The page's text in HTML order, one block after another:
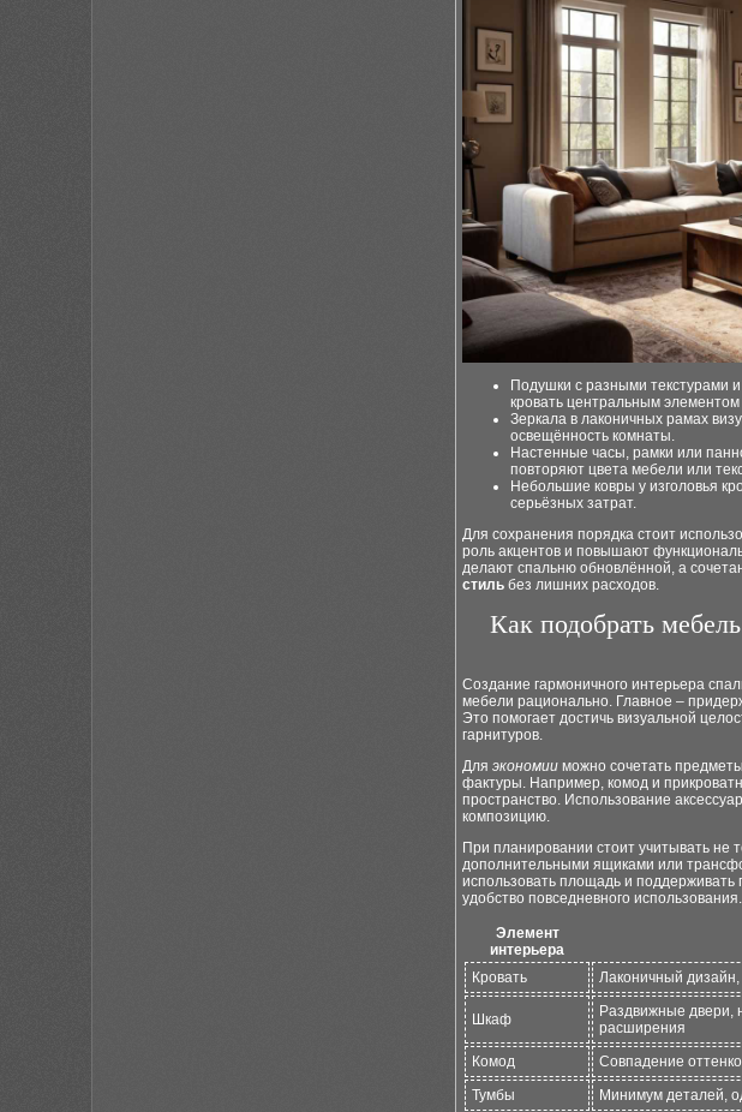
Подушки с разными текстурами
кровать центральным элементом
Зеркала в лаконичных рамах
освещённость комнаты.
Настенные часы, рамки или
повторяют цвета мебели или
Небольшие ковры у изголовья
серьёзных затрат.
Для сохранения порядка стоит
роль акцентов и повышают
делают спальню обновлённой, а
стиль без лишних расходов.
Как подобрать
Создание гармоничного интерьера
мебели рационально. Главное –
Это помогает достичь визуальной
гарнитуров.
Для экономии можно сочетать
фактуры. Например, комод и
пространство. Использование
композицию.
При планировании стоит учитывать не
дополнительными ящиками или
использовать площадь и
удобство повседневного использования.
Элемент
интерьера
Кровать Лаконичный
Шкаф
Раздвижные двери,
расширения
Комод
Совпадение
Тумбы
Минимум деталей,